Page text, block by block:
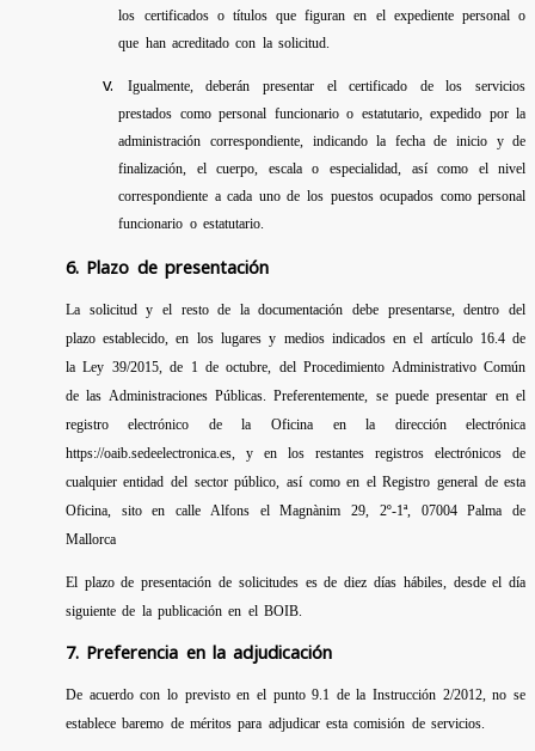
los certificados o títulos que figuran en el expediente personal o
que han acreditado con la solicitud.
Igualmente, deberán presentar el certificado de los servicios
prestados como personal funcionario o estatutario, expedido por la
administración correspondiente, indicando la fecha de inicio y de
finalización, el cuerpo, escala o especialidad, así como el nivel
correspondiente a cada uno de los puestos ocupados como personal
funcionario o estatutario.
6. Plazo de presentación
La solicitud y el resto de la documentación debe presentarse, dentro del
plazo establecido, en los lugares y medios indicados en el artículo 16.4 de
la Ley 39/2015, de 1 de octubre, del Procedimiento Administrativo Común
de las Administraciones Públicas. Preferentemente, se puede presentar en el
registro electrónico de la Oficina en la dirección electrónica
https://oaib.sedeelectronica.es, y en los restantes registros electrónicos de
cualquier entidad del sector público, así como en el Registro general de esta
Oficina, sito en calle Alfons el Magnànim 29, 2º-1ª, 07004 Palma de
Mallorca
El plazo de presentación de solicitudes es de diez días hábiles, desde el día
siguiente de la publicación en el BOIB.
7. Preferencia en la adjudicación
De acuerdo con lo previsto en el punto 9.1 de la Instrucción 2/2012, no se
establece baremo de méritos para adjudicar esta comisión de servicios.